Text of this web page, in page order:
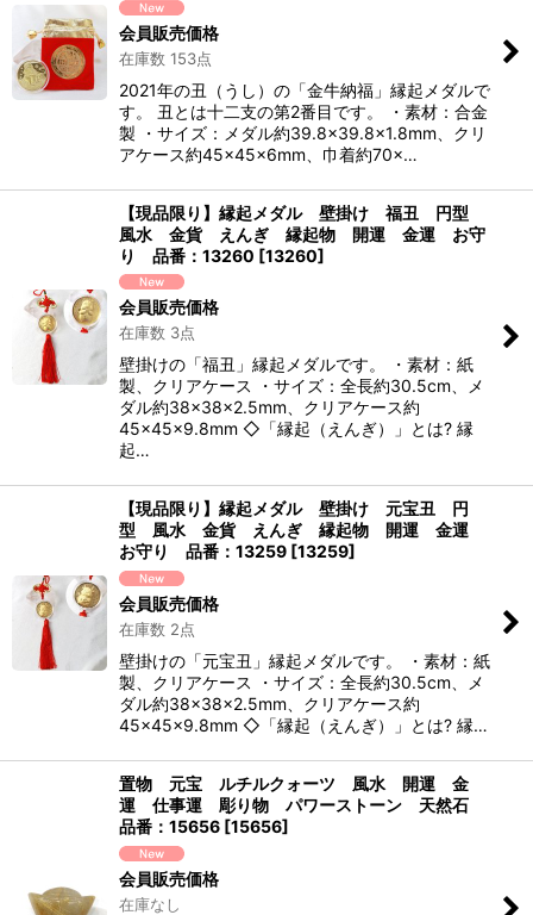
会員販売価格
在庫数 153点
2021年の丑（うし）の「金牛納福」縁起メダルで
す。 丑とは十二支の第2番目です。 ・素材：合金
製 ・サイズ：メダル約39.8×39.8×1.8mm、クリ
アケース約45×45×6mm、巾着約70×…
【現品限り】縁起メダル 壁掛け 福丑 円型
風水 金貨 えんぎ 縁起物 開運 金運 お守
り 品番：13260 [13260]
会員販売価格
在庫数 3点
壁掛けの「福丑」縁起メダルです。 ・素材：紙
製、クリアケース ・サイズ：全長約30.5cm、メ
ダル約38×38×2.5mm、クリアケース約
45×45×9.8mm ◇「縁起（えんぎ）」とは? 縁
起…
【現品限り】縁起メダル 壁掛け 元宝丑 円
型 風水 金貨 えんぎ 縁起物 開運 金運
お守り 品番：13259 [13259]
会員販売価格
在庫数 2点
壁掛けの「元宝丑」縁起メダルです。 ・素材：紙
製、クリアケース ・サイズ：全長約30.5cm、メ
ダル約38×38×2.5mm、クリアケース約
45×45×9.8mm ◇「縁起（えんぎ）」とは? 縁…
置物 元宝 ルチルクォーツ 風水 開運 金
運 仕事運 彫り物 パワーストーン 天然石
品番：15656 [15656]
会員販売価格
在庫なし